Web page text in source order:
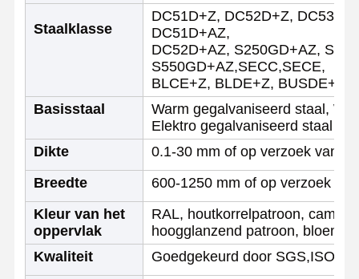
Thuis Producten Over Ons Fabrieksreis
Kwaliteitscont
Role
Contacteer
Ons
Nieuws
Gelaste staalpijpen
Staalklasse
DC51D+Z, DC52D+Z,
DC51D+AZ,
DC52D+AZ, S250GD+AZ,
S550GD+AZ,SECC,SECE,
BLCE+Z, BLDE+Z, BUSDE+Z
Basisstaal
Warm gegalvaniseerd staal,
Elektro gegalvaniseerd staal
Dikte
0.1-30 mm of op verzoek van
Breedte
600-1250 mm of op verzoek
Kleur van het
oppervlak
RAL, houtkorrelpatroon,
hoogglanzend patroon,
Kwaliteit
Goedgekeurd door SGS,ISO